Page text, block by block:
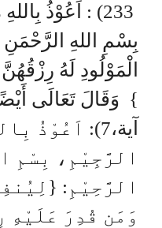
233) : اَعُوْذُ
بِسْمِ اللهِ
الْمَوْلُودِ لَهُ
} وَقَالَ تَعَالَى
آية،7):
الرَّجِيْمِ، بِسْمِ
الرَّحِيْمِ:
وَمَن قُدِرَ عَلَيْهِ